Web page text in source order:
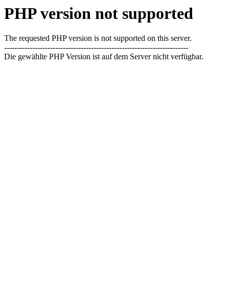
PHP version not supported
The requested PHP version is not supported on this server.
------------------------------------------------------------------------
Die gewählte PHP Version ist auf dem Server nicht verfügbar.